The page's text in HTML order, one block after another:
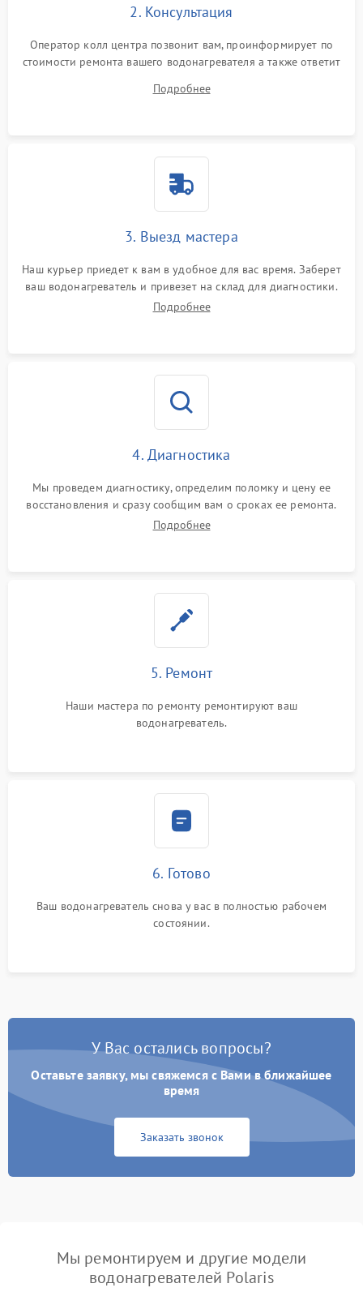
2. Консультация
Оператор колл центра позвонит вам, проинформирует по
стоимости ремонта вашего водонагревателя а также ответит
Подробнее
3. Выезд мастера
Наш курьер приедет к вам в удобное для вас время. Заберет
ваш водонагреватель и привезет на склад для диагностики.
Подробнее
4. Диагностика
Мы проведем диагностику, определим поломку и цену ее
восстановления и сразу сообщим вам о сроках ее ремонта.
Подробнее
5. Ремонт
Наши мастера по ремонту ремонтируют ваш
водонагреватель.
6. Готово
Ваш водонагреватель снова у вас в полностью рабочем
состоянии.
У Вас остались вопросы?
Оставьте заявку, мы свяжемся с Вами в ближайшее
время
Заказать звонок
Мы ремонтируем и другие модели
водонагревателей Polaris